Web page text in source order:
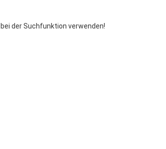
der Suchfunktion verwenden!